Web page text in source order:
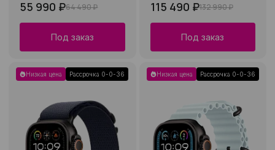
55 990 ₽64 490 ₽
Под заказ
115 490 ₽132 990 ₽
Под заказ
Низкая цена Рассрочка 0-0-36 Низкая цена Рассрочка 0-0-36